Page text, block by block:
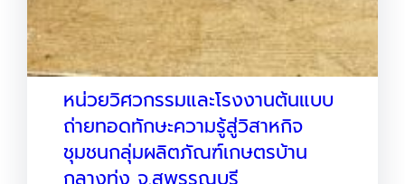
หน่วยวิศวกรรมและโรงงานต้นแบบ
ถ่ายทอดทักษะความรู้สู่วิสาหกิจ
ชุมชนกลุ่มผลิตภัณฑ์เกษตรบ้าน